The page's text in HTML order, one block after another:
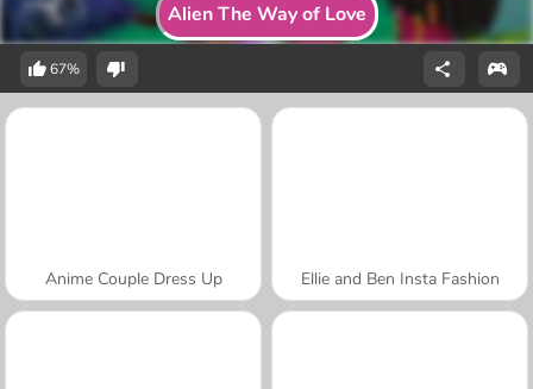
Alien The Way of Love
67%
Anime Couple Dress Up Ellie and Ben Insta Fashion